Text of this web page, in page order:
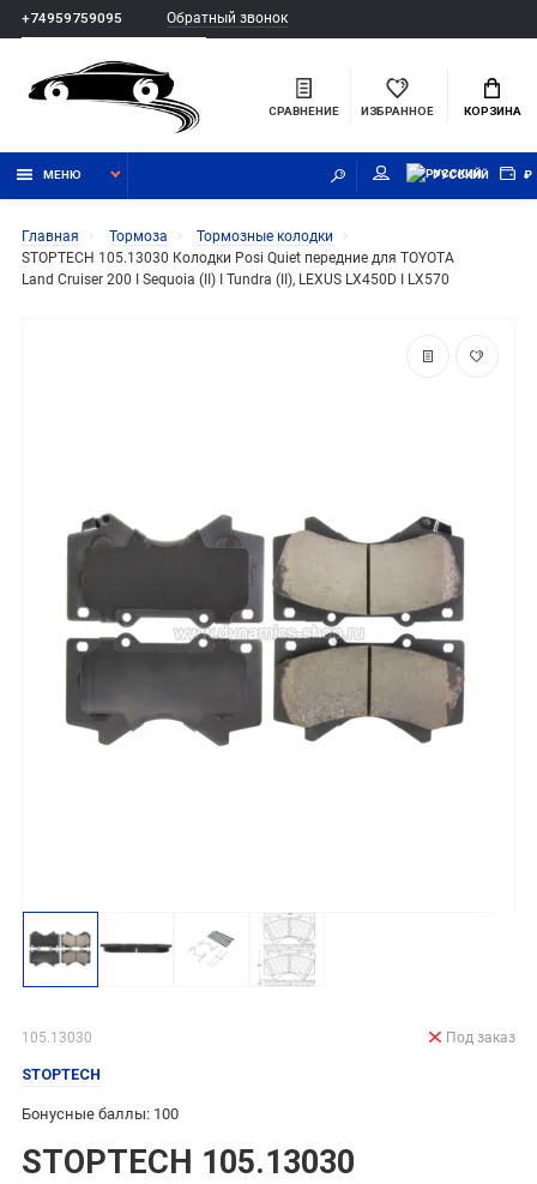
+74959759095 Обратный звонок
СРАВНЕНИЕ ИЗБРАННОЕ КОРЗИНА
МЕНЮ РУССКИЙ ₽
Главная Тормоза
Тормозные колодки
STOPTECH 105.13030 Колодки Posi Quiet передние для TOYOTA
Land Cruiser 200 I Sequoia (II) I Tundra (II), LEXUS LX450D I LX570
105.13030
STOPTECH
Бонусные баллы: 100
STOPTECH 105.13030
Под заказ